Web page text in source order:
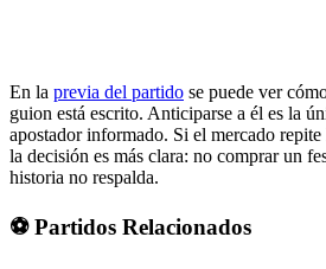
En la previa del partido se puede ver
guion está escrito. Anticiparse a él es la
apostador informado. Si el mercado
la decisión es más clara: no comprar un
historia no respalda.
⚽ Partidos Relacionados